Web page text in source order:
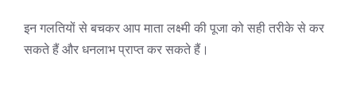
इन गलतियों से बचकर आप माता लक्ष्मी की पूजा को सही तरीके से कर
सकते हैं और धनलाभ प्राप्त कर सकते हैं।